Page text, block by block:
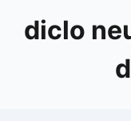
diclo